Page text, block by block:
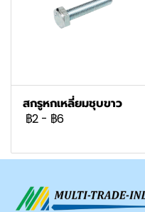
สกรูหกเหลี่ยมชุบขาว
฿2 - ฿6